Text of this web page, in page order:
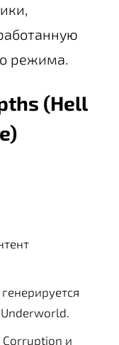
режима.
(Hell
Corruption и